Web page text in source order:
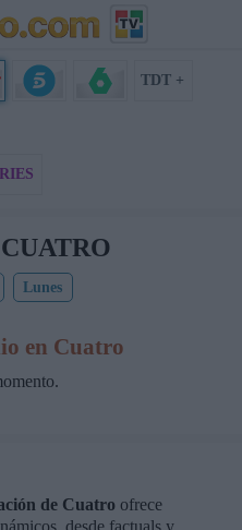
TDT +
Lunes
en Cuatro
de Cuatro ofrece